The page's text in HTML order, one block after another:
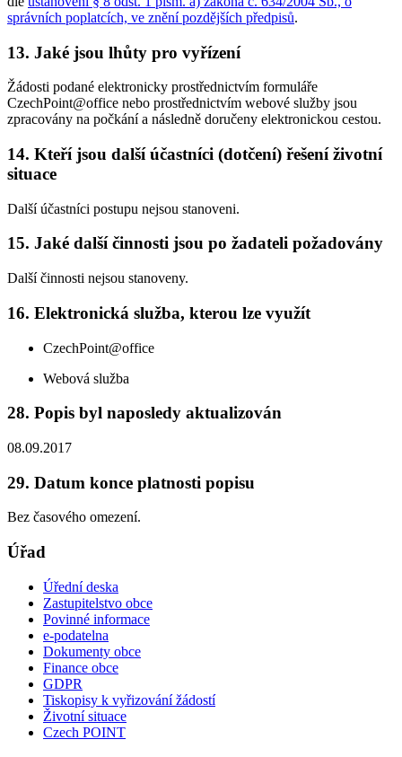
správních poplatcích, ve znění pozdějších předpisů.
13. Jaké jsou lhůty pro vyřízení
Žádosti podané elektronicky prostřednictvím formuláře
CzechPoint@office nebo prostřednictvím webové služby jsou
zpracovány na počkání a následně doručeny elektronickou cestou.
14. Kteří jsou další účastníci (dotčení) řešení životní
situace
Další účastníci postupu nejsou stanoveni.
15. Jaké další činnosti jsou po žadateli požadovány
Další činnosti nejsou stanoveny.
16. Elektronická služba, kterou lze využít
CzechPoint@office
Webová služba
28. Popis byl naposledy aktualizován
08.09.2017
29. Datum konce platnosti popisu
Bez časového omezení.
Úřad
Úřední deska
Zastupitelstvo obce
Povinné informace
e-podatelna
Dokumenty obce
Finance obce
GDPR
Tiskopisy k vyřizování žádostí
Životní situace
Czech POINT